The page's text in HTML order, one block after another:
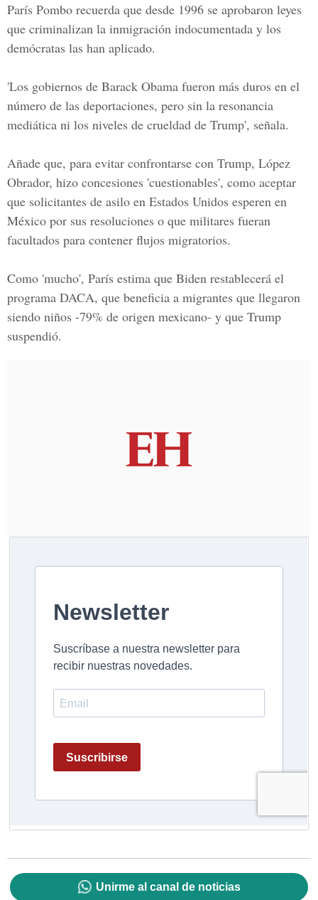
París Pombo recuerda que desde 1996 se aprobaron leyes
que criminalizan la inmigración indocumentada y los
demócratas las han aplicado.
'Los gobiernos de Barack Obama fueron más duros en el
número de las deportaciones, pero sin la resonancia
mediática ni los niveles de crueldad de Trump', señala.
Añade que, para evitar confrontarse con Trump, López
Obrador, hizo concesiones 'cuestionables', como aceptar
que solicitantes de asilo en Estados Unidos esperen en
México por sus resoluciones o que militares fueran
facultados para contener flujos migratorios.
Como 'mucho', París estima que Biden restablecerá el
programa DACA, que beneficia a migrantes que llegaron
siendo niños -79% de origen mexicano- y que Trump
suspendió.
Unirme al canal de noticias